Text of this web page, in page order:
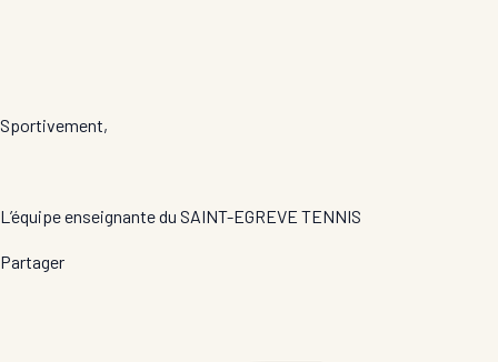
Sportivement,
L’équipe enseignante du SAINT-EGREVE TENNIS
Partager